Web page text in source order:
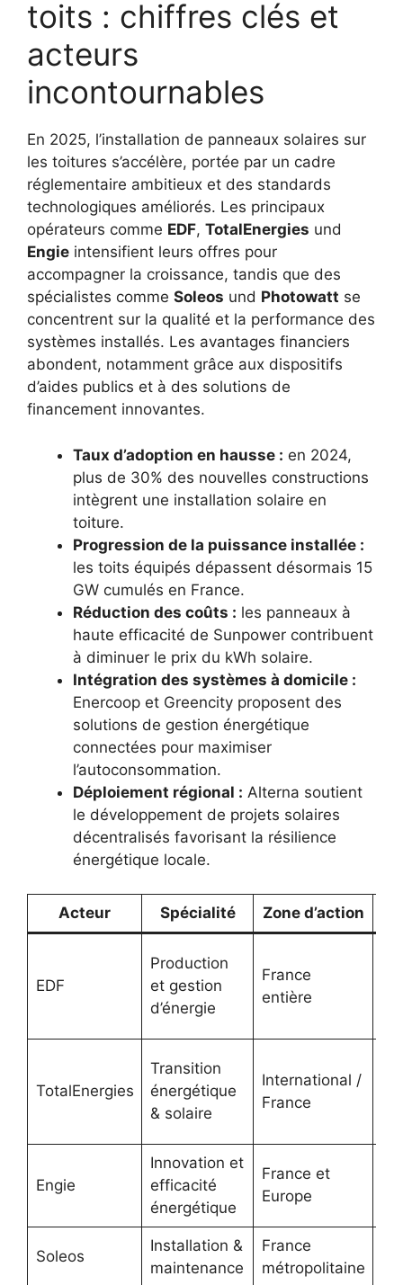
toits : chiffres clés et
acteurs
incontournables
En 2025, l’installation de panneaux solaires sur
les toitures s’accélère, portée par un cadre
réglementaire ambitieux et des standards
technologiques améliorés. Les principaux
opérateurs comme EDF, TotalEnergies und
Engie intensifient leurs offres pour
accompagner la croissance, tandis que des
spécialistes comme Soleos und Photowatt se
concentrent sur la qualité et la performance des
systèmes installés. Les avantages financiers
abondent, notamment grâce aux dispositifs
d’aides publics et à des solutions de
financement innovantes.
Taux d’adoption en hausse : en 2024,
plus de 30% des nouvelles constructions
intègrent une installation solaire en
toiture.
Progression de la puissance installée :
les toits équipés dépassent désormais 15
GW cumulés en France.
Réduction des coûts : les panneaux à
haute efficacité de Sunpower contribuent
à diminuer le prix du kWh solaire.
Intégration des systèmes à domicile :
Enercoop et Greencity proposent des
solutions de gestion énergétique
connectées pour maximiser
l’autoconsommation.
Déploiement régional : Alterna soutient
le développement de projets solaires
décentralisés favorisant la résilience
énergétique locale.
Acteur Spécialité Zone d’action
EDF
Production
et gestion
d’énergie
France
entière
TotalEnergies
Transition
énergétique
& solaire
International /
France
Engie
Innovation et
efficacité
énergétique
France et
Europe
Soleos
Installation &
maintenance
France
métropolitaine